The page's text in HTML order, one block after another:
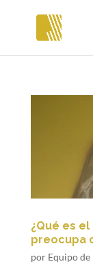
¿Qué es
preocupa
por Equipo de